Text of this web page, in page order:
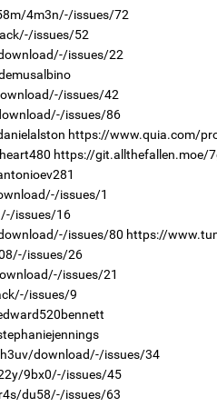
4m3n/-/issues/72
issues/52
issues/22
issues/42
issues/86
https://www.quia.com/
https://git.allthefallen.moe/
issues/1
issues/16
issues/80 https://
issues/26
issues/21
issues/9
download/-/issues/34
9bx0/-/issues/45
du58/-/issues/63